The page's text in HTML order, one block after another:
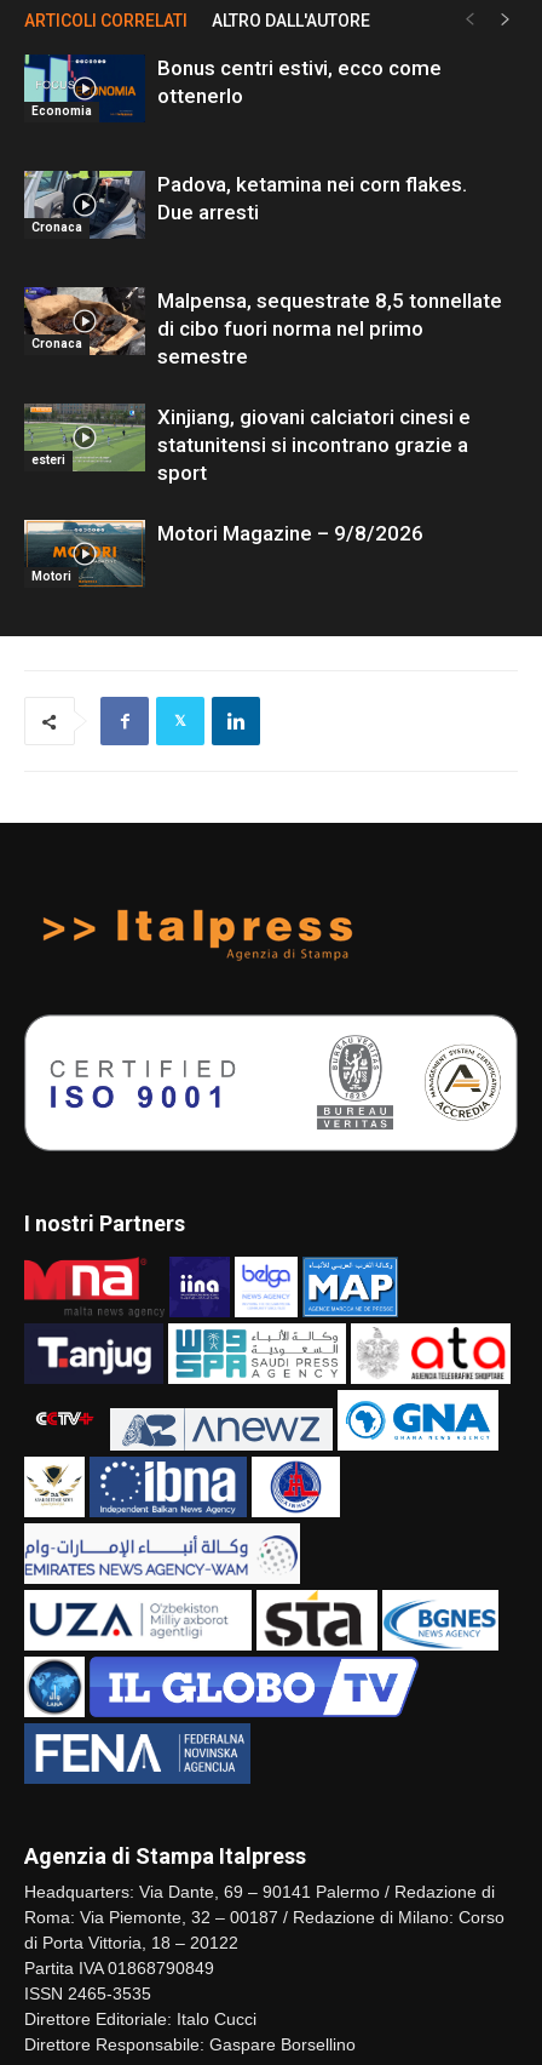
ARTICOLI CORRELATI ALTRO DALL'AUTORE
Economia
Bonus centri estivi, ecco come
ottenerlo
Cronaca
Padova, ketamina nei corn flakes.
Due arresti
Cronaca
Malpensa, sequestrate 8,5 tonnellate
di cibo fuori norma nel primo
semestre
esteri
Xinjiang, giovani calciatori cinesi e
statunitensi si incontrano grazie a
sport
Motori
Motori Magazine – 9/8/2026
I nostri Partners
Agenzia di Stampa Italpress
Headquarters: Via Dante, 69 – 90141 Palermo / Redazione di
Roma: Via Piemonte, 32 – 00187 / Redazione di Milano: Corso
di Porta Vittoria, 18 – 20122
Partita IVA 01868790849
ISSN 2465-3535
Direttore Editoriale: Italo Cucci
Direttore Responsabile: Gaspare Borsellino